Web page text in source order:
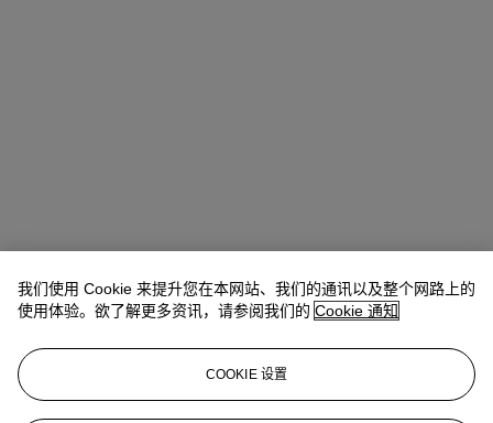
我们使用 Cookie 来提升您在本网站、我们的通讯以及整个网路上的
使用体验。欲了解更多资讯，请参阅我们的 Cookie 通知
COOKIE 设置